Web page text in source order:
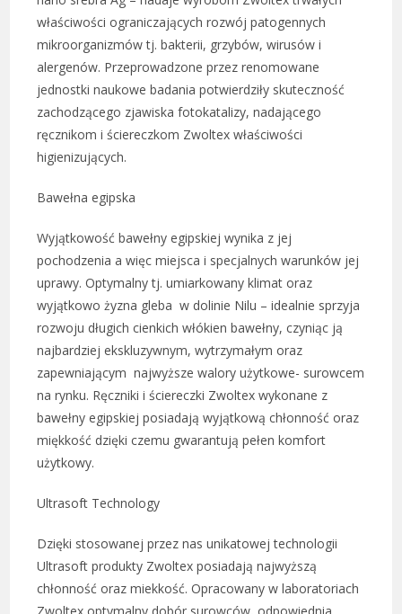
właściwości ograniczających rozwój patogennych
mikroorganizmów tj. bakterii, grzybów, wirusów i
alergenów. Przeprowadzone przez renomowane
jednostki naukowe badania potwierdziły skuteczność
zachodzącego zjawiska fotokatalizy, nadającego
ręcznikom i ściereczkom Zwoltex właściwości
higienizujących.
Bawełna egipska
Wyjątkowość bawełny egipskiej wynika z jej
pochodzenia a więc miejsca i specjalnych warunków jej
uprawy. Optymalny tj. umiarkowany klimat oraz
wyjątkowo żyzna gleba w dolinie Nilu – idealnie sprzyja
rozwoju długich cienkich włókien bawełny, czyniąc ją
najbardziej ekskluzywnym, wytrzymałym oraz
zapewniającym najwyższe walory użytkowe- surowcem
na rynku. Ręczniki i ściereczki Zwoltex wykonane z
bawełny egipskiej posiadają wyjątkową chłonność oraz
miękkość dzięki czemu gwarantują pełen komfort
użytkowy.
Ultrasoft Technology
Dzięki stosowanej przez nas unikatowej technologii
Ultrasoft produkty Zwoltex posiadają najwyższą
chłonność oraz miekkość. Opracowany w laboratoriach